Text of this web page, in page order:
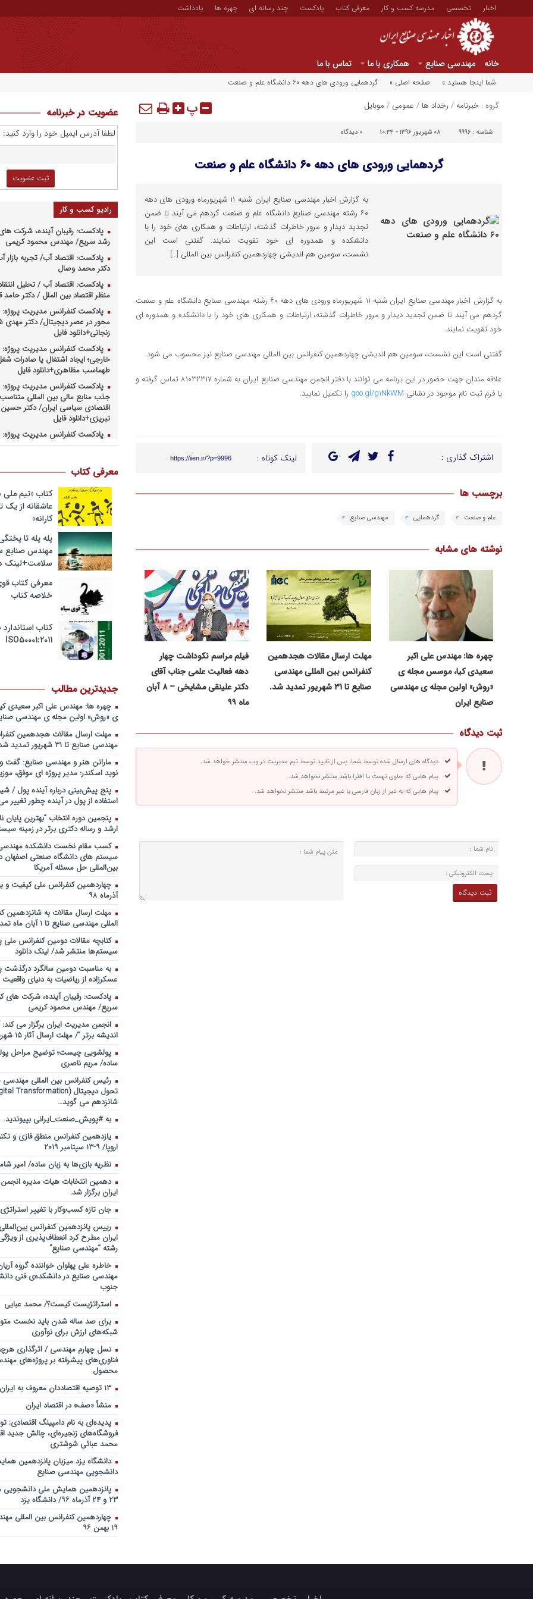
اخبار تخصصی مدرسه کسب و کار معرفی کتاب پادکست چند رسانه ای چهره ها یادداشت
خانه مهندسی صنایع همکاری با ما تماس با ما
شما اینجا هستید » صفحه اصلی » گردهمایی ورودی های دهه ۶۰ دانشگاه علم و صنعت
گروه : خبرنامه / رخداد ها / عمومی / موبایل پ
شناسه : ۹۹۹۶ ۰۸ شهریور ۱۳۹۶ - ۱۰:۳۴ ۰ دیدگاه
گردهمایی ورودی های دهه ۶۰ دانشگاه علم و صنعت
به گزارش اخبار مهندسی صنایع ایران شنبه ۱۱ شهریورماه ورودی های دهه
۶۰ رشته مهندسی صنایع دانشگاه علم و صنعت گردهم می آیند تا ضمن
تجدید دیدار و مرور خاطرات گذشته، ارتباطات و همکاری های خود را با
دانشکده و همدوره ای خود تقویت نمایند. گفتنی است این
نشست، سومین هم اندیشی چهاردهمین کنفرانس بین المللی […]
به گزارش اخبار مهندسی صنایع ایران شنبه ۱۱ شهریورماه ورودی های دهه ۶۰ رشته مهندسی صنایع دانشگاه علم و صنعت
گردهم می آیند تا ضمن تجدید دیدار و مرور خاطرات گذشته، ارتباطات و همکاری های خود را با دانشکده و همدوره ای
خود تقویت نمایند.
گفتنی است این نشست، سومین هم اندیشی چهاردهمین کنفرانس بین المللی مهندسی صنایع نیز محسوب می شود.
علاقه مندان جهت حضور در این برنامه می توانند با دفتر انجمن مهندسی صنایع ایران به شماره ۸۱۰۳۲۳۱۷ تماس گرفته و
یا فرم ثبت نام موجود در نشانی goo.gl/g1NkWM را تکمیل نمایید.
اشتراک گذاری : لینک کوتاه : https://iien.ir/?p=9996
برچسب ها
علم و صنعت گردهمایی مهندسی صنایع
نوشته های مشابه
چهره ها: مهندس علی اکبر
سعیدی کیا، موسس مجله ی
«روش» اولین مجله ی مهندسی
صنایع ایران
مهلت ارسال مقالات هجدهمین
کنفرانس بین المللی مهندسی
صنایع تا ۳۱ شهریور تمدید شد.
فیلم مراسم نکوداشت چهار
دهه فعالیت علمی جناب آقای
دکتر علینقی مشایخی – ۸ آبان
ماه ۹۹
ثبت دیدگاه
دیدگاه های ارسال شده توسط شما، پس از تایید توسط تیم مدیریت در وب منتشر خواهد شد.
پیام هایی که حاوی تهمت یا افترا باشد منتشر نخواهد شد.
پیام هایی که به غیر از زبان فارسی یا غیر مرتبط باشد منتشر نخواهد شد.
عضویت در خبرنامه
لطفا آدرس ایمیل خود را وارد کنید:
رادیو کسب و کار
پادکست: رقیبان آینده، شرکت
رشد سریع/ مهندس محمود کریمی
پادکست: اقتصاد آب/ تجربه بازار
دکتر محمد وصال
پادکست: اقتصاد آب / تحلیل
منظر اقتصاد بین الملل / دکتر
پادکست کنفرانس مدیریت پروژه:
محور در عصر دیجیتال/ دکتر مهدی
زنجانی+دانلود فایل
پادکست کنفرانس مدیریت پروژه:
خارجی؛ ایجاد اشتغال یا صادرات
طهماسب مظاهری+دانلود فایل
پادکست کنفرانس مدیریت پروژه:
جذب منابع مالی بین المللی
اقتصادی سیاسی ایران/ دکتر
تبریزی+دانلود فایل
پادکست کنفرانس مدیریت پروژه:
فایل
وزارت نفت در ارتقای مدیریت
صنعت نفت/ مهندس حبیب الله
پادکست کنفرانس مدیریت پروژه:
کسب و کارهای پروژه محور/ دکتر
صبحیه+دانلود فایل
پادکست کنفرانس مدیریت:
ارشد برای ارتقای شایستگیهای کلیدی
استراتژی/ دکتر محمد ابویی
صوتی
پادکست کنفرانس مدیریت: چگونه
خلاق تری بسازیم/ دکتر کیوان
صوتی
پادکست کنفرانس مدیریت: کاربرد
در تدوین سیستمهای جبران خدمات،
پادکست کنفرانس مدیریت: کاربرد
در تدوین سیستمهای جبران خدمات،
اقتصاد/ بخش دوم / دکتر حامد
صوتی
پادکست کنفرانس مدیریت: کاربرد
در تدوین سیستمهای جبران خدمات،
اقتصاد/ بخش اول / دکتر مسعود
فایل صوتی
پادکست سخنرانی دکتر بهرخ
خصوص مدیریت و اقتصاد در فضا +
روی ماه و مریخ
پادکست/ سخنان دکتر سعید
مدیریت دارایی های فیزیکی
چطور در سازمان ها آینده پژوهی
شروع کنیم؟ برنامه چه باید باشد؟! /
صوتی دکتر تقوی
فایل صوتی گفت و گوی رامبد
مصطفی تقوی در خصوص آینده
خندوانه
سخنرانی دکتر دیواندری در
بانکداری / کنفرانس ملی توسعه
بانکی
سخنرانی دکتر علیرضا فیض بخش
پژوهی نظام بانکداری / ۹ بهمن ماه ۹۲
معرفی کتاب
کتاب «تیم ملی
عاشقانه از
کارانه»
پله پله تا
مهندس
سلامت+لینک
معرفی کتاب
خلاصه کتاب
کتاب
ISO50001:2011
جدیدترین مطالب
چهره ها: مهندس علی اکبر سعیدی
ی «روش» اولین مجله ی مهندسی
مهلت ارسال مقالات هجدهمین
مهندسی صنایع تا ۳۱ شهریور تمدید شد.
ماراتن هنر و مهندسی صنایع: گفت
نوید اسکندر: مدیر پروژه ای موفق،
پنج پیش‌بینی درباره آینده پول /
استفاده از پول در آینده چطور تغییر
پنجمین دورۀ انتخاب “بهترین پایان
ارشد و رساله دکتری برتر در زمینه
کسب مقام نخست دانشکده
سیستم های دانشگاه صنعتی اصفهان
بین‌المللی حل مسئله آمریکا
آذرماه ۹۸
مهلت ارسال مقالات به شانزدهمین
المللی مهندسی صنایع تا ۱ آبان ماه تمدید شد.
کتابچه مقالات دومین کنفرانس ملی
سیستم‌ها منتشر شد/ لینک دانلود
به مناسبت دومین سالگرد درگذشت
عسکرزاده از ریاضیات به دنیای
پادکست: رقیبان آینده، شرکت های
سریع/ مهندس محمود کریمی
انجمن مدیریت ایران برگزار می
اندیشه برتر “/ مهلت ارسال آثار ۱۵ شهریور ۹۸
پولشویی چیست؛ توضیح مراحل
ساده/ مریم ناصری
رئیس کنفرانس بین المللی مهندسی
شانزدهم می گوید…
به #پویش_صنعت_ایرانی بپیوندید.
یازدهمین کنفرانس منطق فازی و
اروپا/ ۹-۱۳ سپتامبر ۲۰۱۹
نظریه بازی‌ها به زبان ساده/ امیر
دهمین انتخابات هیات مدیره
ایران برگزار شد.
جان تازه کسب‌وکار با تغییر استراتژی
رییس پانزدهمین کنفرانس
ایران مطرح کرد انعطاف‌پذیری از
رشته “مهندسی صنایع”
خاطره علی پهلوان خواننده گروه
مهندسی صنایع در دانشکده‌ی فنی
جنوب
استراتژیست کیست؟‬/ محمد عبایی
برای صد ساله شدن باید نخست
شبکه‌های ارزش برای نوآوری
نسل چهارم مهندسی / اثرگذاری
فناوری‌های پیشرفته بر پروژه‌های
محصول
۱۳ توصیه اقتصاددان معروف به ایران
منشأ «صف» در اقتصاد ایران
پدیده‌ای به نام دامپینگ اقتصادی;
فروشگاه‌های زنجیره‌ای، چالش جدید
محمد عبائی شوشتری
دانشگاه یزد میزبان پانزدهمین
دانشجویی مهندسی صنایع
پانزدهمین همایش ملی
۲۳ و ۲۴ آذرماه ۹۶/ دانشگاه یزد
۱۹ بهمن ۹۶